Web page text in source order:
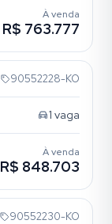
À venda
R$ 763.777
90552228-KO
1 vaga
À venda
R$ 848.703
90552230-KO